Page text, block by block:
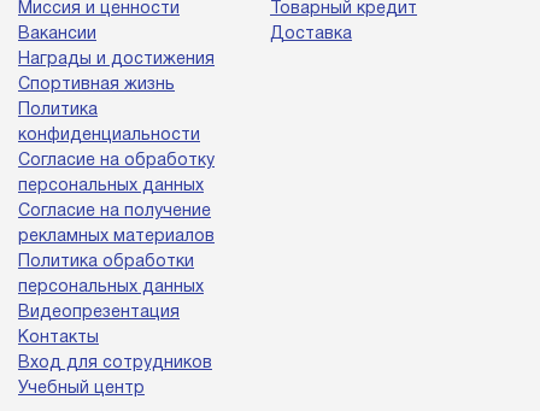
Миссия и ценности
Вакансии
Награды и достижения
Спортивная жизнь
Политика
конфиденциальности
Согласие на обработку
персональных данных
Согласие на получение
рекламных материалов
Политика обработки
персональных данных
Видеопрезентация
Контакты
Вход для сотрудников
Учебный центр
Товарный кредит
Доставка